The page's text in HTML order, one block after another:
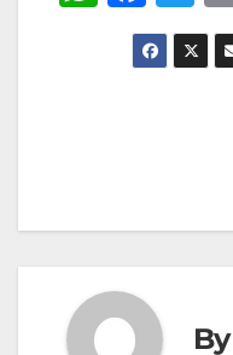
p
a
c
o
w
itt
By